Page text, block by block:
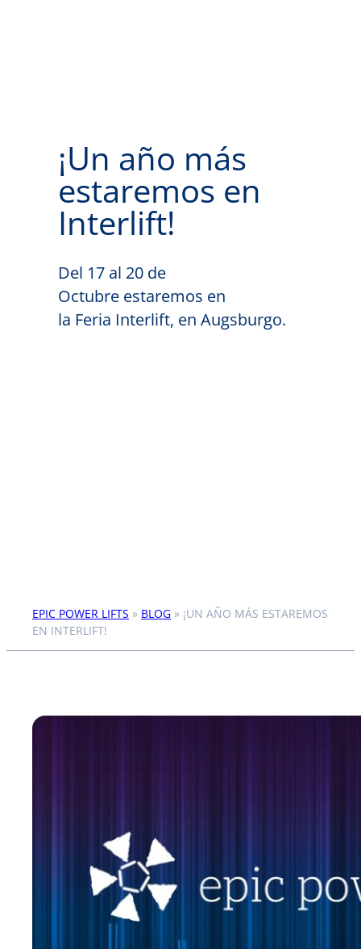
¡Un año más
estaremos en
Interlift!
Del 17 al 20 de
Octubre estaremos en
la Feria Interlift, en Augsburgo.
EPIC POWER LIFTS » BLOG » ¡UN AÑO MÁS ESTAREMOS
EN INTERLIFT!